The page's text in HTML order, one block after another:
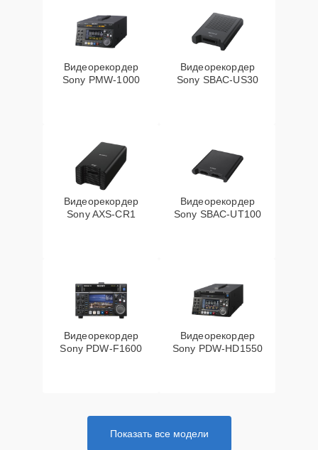
Видеорекордер
Sony PMW-1000
Видеорекордер
Sony SBAC-US30
Видеорекордер
Sony AXS-CR1
Видеорекордер
Sony SBAC-UT100
Видеорекордер
Sony PDW-F1600
Видеорекордер
Sony PDW-HD1550
Показать все модели